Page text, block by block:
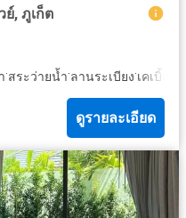
ย์, ภูเก็ต
·สระว่ายน้ำ·ลานระเบียง·เคเบิ้ลวิ
ดูรายละเอียด